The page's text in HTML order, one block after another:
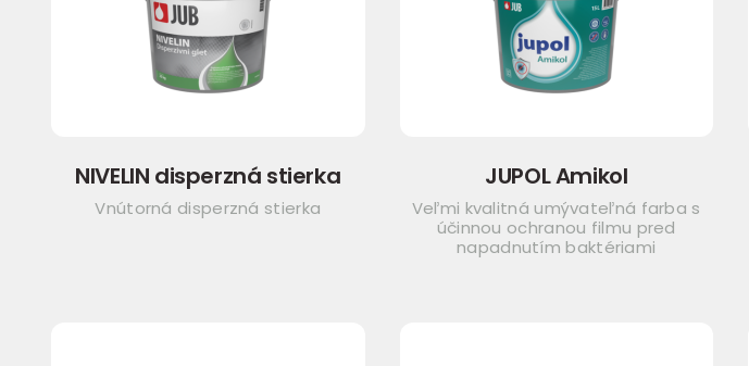
NIVELIN disperzná stierka
Vnútorná disperzná stierka
JUPOL Amikol
Veľmi kvalitná umývateľná farba s
účinnou ochranou filmu pred
napadnutím baktériami